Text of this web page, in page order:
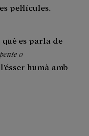
pel·lícules.
es parla de
o
humà amb